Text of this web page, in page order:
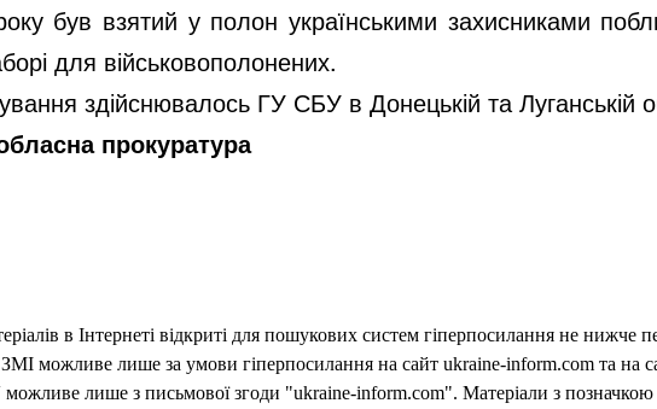
був взятий у полон українськими захисниками
для військовополонених.
здійснювалось ГУ СБУ в Донецькій та Луганській
прокуратура
в Інтернеті відкриті для пошукових систем гіперпосилання не
ЗМІ можливе лише за умови гіперпосилання на сайт ukraine-inform.com та на
лише з письмової згоди "ukraine-inform.com". Матеріали з